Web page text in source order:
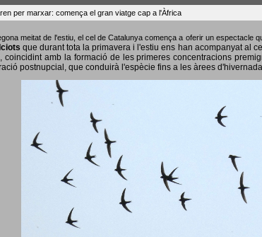
per marxar: comença el gran viatge cap a l'Àfrica
meitat de l'estiu, el cel de Catalunya comença a oferir un espectacle
que durant tota la primavera i l'estiu ens han acompanyat al
coincidint amb la formació de les primeres concentracions
postnupcial, que conduirà l'espècie fins a les àrees